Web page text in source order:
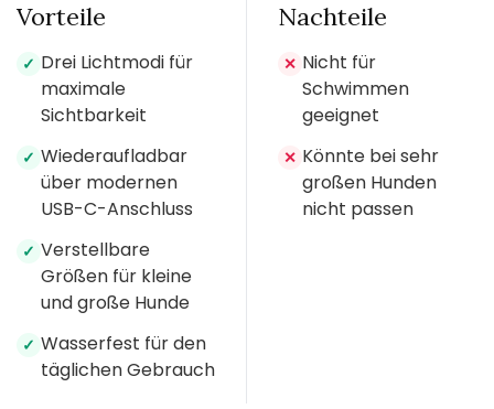
Vorteile
✓ Drei Lichtmodi für
maximale
Sichtbarkeit
✓ Wiederaufladbar
über modernen
USB-C-Anschluss
✓ Verstellbare
Größen für kleine
und große Hunde
✓ Wasserfest für den
täglichen Gebrauch
Nachteile
✕ Nicht für
Schwimmen
geeignet
✕ Könnte bei sehr
großen Hunden
nicht passen